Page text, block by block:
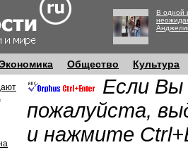
В одной
Общество Культура
Если Вы
пожалуйста,
и нажмите